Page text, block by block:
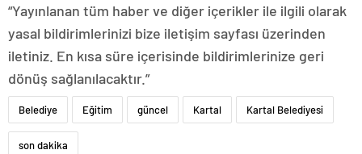
“Yayınlanan tüm haber ve diğer içerikler ile ilgili olarak
yasal bildirimlerinizi bize iletişim sayfası üzerinden
iletiniz. En kısa süre içerisinde bildirimlerinize geri
dönüş sağlanılacaktır.”
Belediye Eğitim güncel Kartal Kartal Belediyesi
son dakika